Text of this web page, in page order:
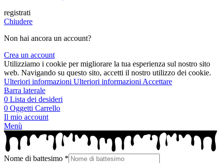
registrati
Chiudere
Non hai ancora un account?
Crea un account
Utilizziamo i cookie per migliorare la tua esperienza sul nostro sito
web. Navigando su questo sito, accetti il ​​nostro utilizzo dei cookie.
Ulteriori informazioni Ulteriori informazioni Accettare
Barra laterale
0 Lista dei desideri
0 Oggetti Carrello
Il mio account
Menù
Nome di battesimo *